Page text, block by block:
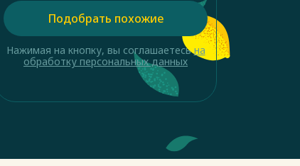
Подобрать похожие
Нажимая на кнопку, вы соглашаетесьна
обработку персональных данных